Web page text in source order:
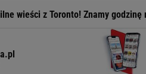
Znamy godzinę meczu Iga